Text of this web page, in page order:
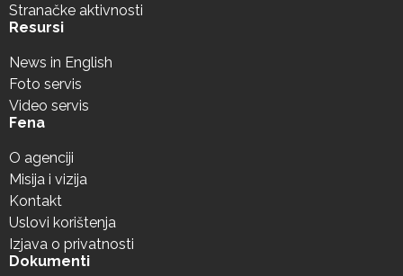
Stranačke aktivnosti
Resursi
News in English
Foto servis
Video servis
Fena
O agenciji
Misija i vizija
Kontakt
Uslovi korištenja
Izjava o privatnosti
Dokumenti